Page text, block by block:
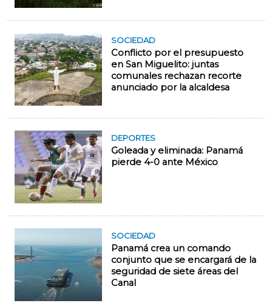
SOCIEDAD
Conflicto por el presupuesto
en San Miguelito: juntas
comunales rechazan recorte
anunciado por la alcaldesa
DEPORTES
Goleada y eliminada: Panamá
pierde 4-0 ante México
SOCIEDAD
Panamá crea un comando
conjunto que se encargará de la
seguridad de siete áreas del
Canal